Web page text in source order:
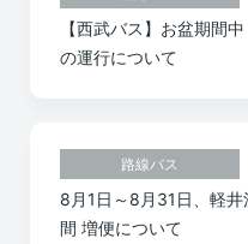
【西武バス】お盆期間
の運行について
路線バス
8月1日～8月31日、軽
間 増便について